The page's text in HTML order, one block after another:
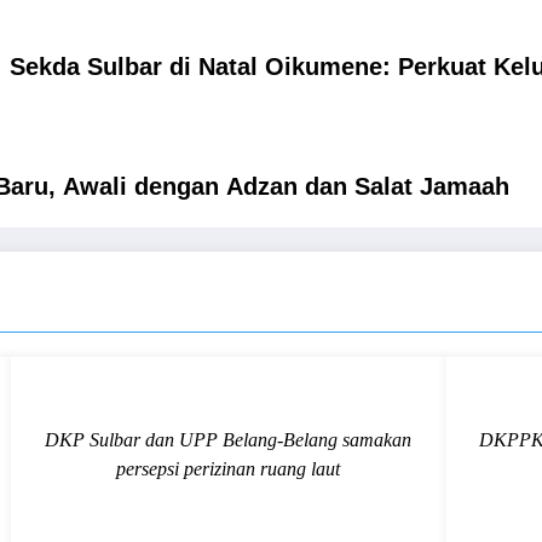
Sekda Sulbar di Natal Oikumene: Perkuat
Awali dengan Adzan dan Salat Jamaah
DKP Sulbar dan UPP Belang-Belang samakan
persepsi perizinan ruang laut